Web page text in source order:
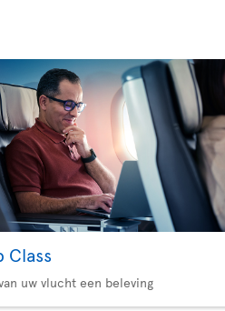
Class
uw vlucht een beleving